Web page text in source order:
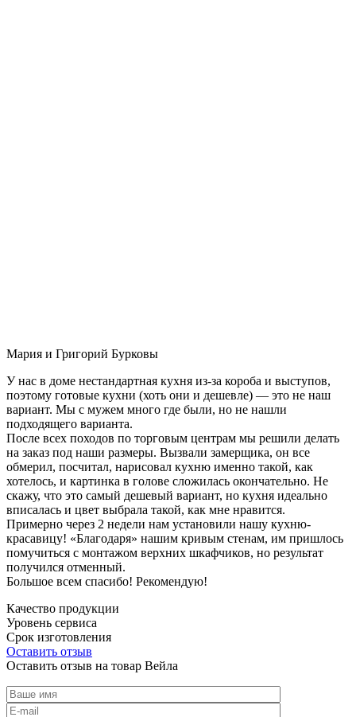
Мария и Григорий Бурковы
У нас в доме нестандартная кухня из-за короба и выступов,
поэтому готовые кухни (хоть они и дешевле) — это не наш
вариант. Мы с мужем много где были, но не нашли
подходящего варианта.
После всех походов по торговым центрам мы решили делать
на заказ под наши размеры. Вызвали замерщика, он все
обмерил, посчитал, нарисовал кухню именно такой, как
хотелось, и картинка в голове сложилась окончательно. Не
скажу, что это самый дешевый вариант, но кухня идеально
вписалась и цвет выбрала такой, как мне нравится.
Примерно через 2 недели нам установили нашу кухню-
красавицу! «Благодаря» нашим кривым стенам, им пришлось
помучиться с монтажом верхних шкафчиков, но результат
получился отменный.
Большое всем спасибо! Рекомендую!
Качество продукции
Уровень сервиса
Срок изготовления
Оставить отзыв
Оставить отзыв на товар Вейла